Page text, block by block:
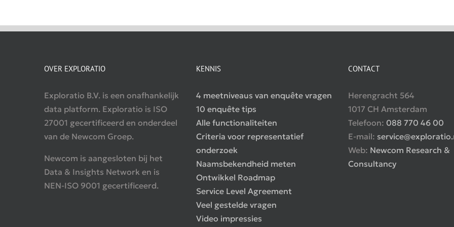
OVER EXPLORATIO
Exploratio B.V. is een onafhankelijk
data platform. Exploratio is ISO
27001 gecertificeerd en onderdeel
van de Newcom Groep.
Newcom is aangesloten bij het
Data & Insights Network en is
NEN-ISO 9001 gecertificeerd.
KENNIS
4 meetniveaus van enquête vragen
10 enquête tips
Alle functionaliteiten
Criteria voor representatief
onderzoek
Naamsbekendheid meten
Ontwikkel Roadmap
Service Level Agreement
Veel gestelde vragen
Video impressies
CONTACT
Herengracht 564
1017 CH Amsterdam
Telefoon: 088 770 46 00
E-mail:
Web: Newcom Research &
Consultancy